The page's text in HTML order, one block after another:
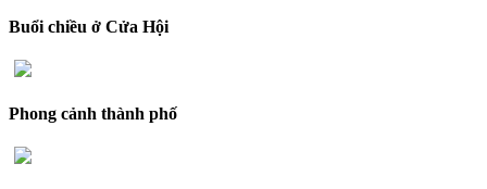
Buổi chiều ở Cửa Hội
Phong cảnh thành phố